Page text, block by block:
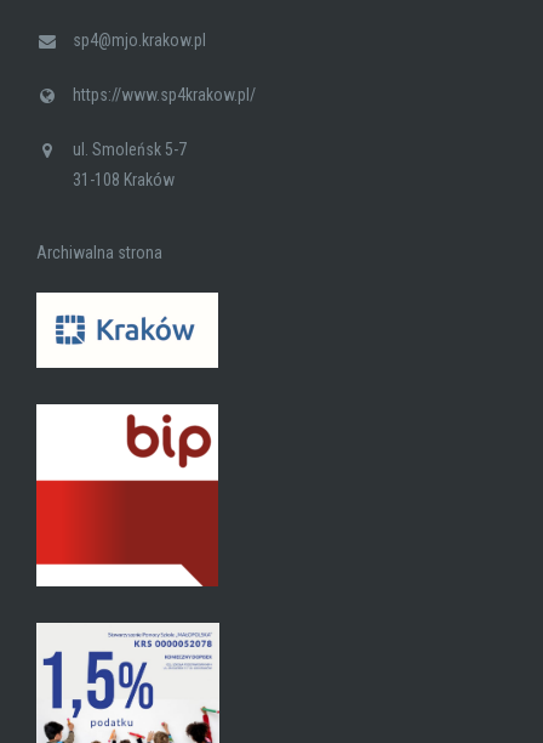
sp4@mjo.krakow.pl
https://www.sp4krakow.pl/
ul. Smoleńsk 5-7
31-108 Kraków
Archiwalna strona